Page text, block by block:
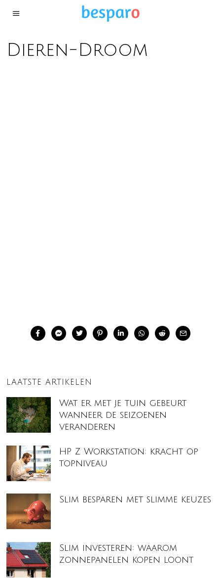
Dieren-Droom
LAATSTE ARTIKELEN
Wat er met je tuin gebeurt
wanneer de seizoenen
veranderen
HP Z Workstation: kracht op
topniveau
Slim besparen met slimme keuzes
Slim investeren: waarom
zonnepanelen kopen loont